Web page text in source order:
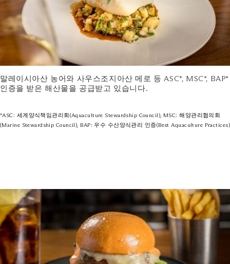
말레이시아산 농어와 사우스조지아산 메로 등 ASC*, MSC*, BAP*
인증을 받은 해산물을 공급받고 있습니다.
*ASC: 세계양식책임관리회(Aquaculture Stewardship Council), MSC: 해양관리협의회
(Marine Stewardship Council), BAP: 우수 수산양식관리 인증(Best Aquaculture Practices)